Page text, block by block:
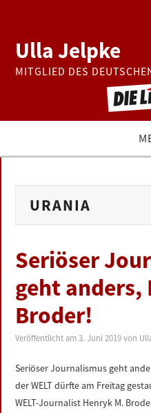
Ulla Jelpke
MITGLIED DES
BUNDESTAG
PRESSE
ZUR PERSON
LINKS
IMPRESSUM
URANIA
Seriöser
geht anders,
Broder!
Veröffentlicht am3. Juni 2019 von
Seriöser Journalismus geht
der WELT dürfte am Freitag
WELT-Journalist Henryk M.